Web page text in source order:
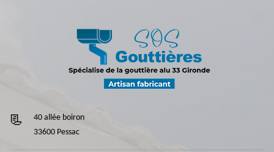
40 allée boiron
33600 Pessac